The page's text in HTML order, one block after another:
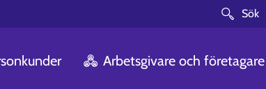
Sök
Arbetsgivare och företagare